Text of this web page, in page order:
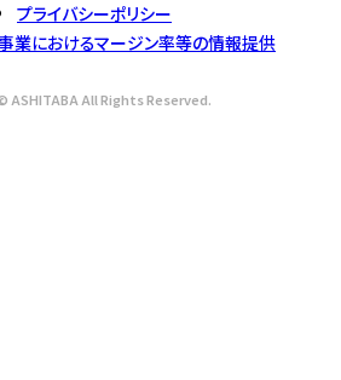
プライバシーポリシー
業におけるマージン率等の情報提供
ASHITABA All Rights Reserved.